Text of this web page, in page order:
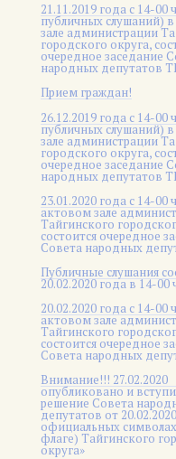
21.11.2019 года с 14-00
публичных слушаний)
зале администрации
городского округа,
очередное заседание
народных депутатов
Прием граждан!
26.12.2019 года с 14-00
публичных слушаний)
зале администрации
городского округа,
очередное заседание
народных депутатов
23.01.2020 года с 14-00
актовом зале
Тайгинского
состоится очередное
Совета народных
Публичные слушания
20.02.2020 года в 14-00
20.02.2020 года с 14-00
актовом зале
Тайгинского
состоится очередное
Совета народных
Внимание!!! 27.02.2020
опубликовано и
решение Совета
депутатов от
официальных
флаге) Тайгинского
округа»